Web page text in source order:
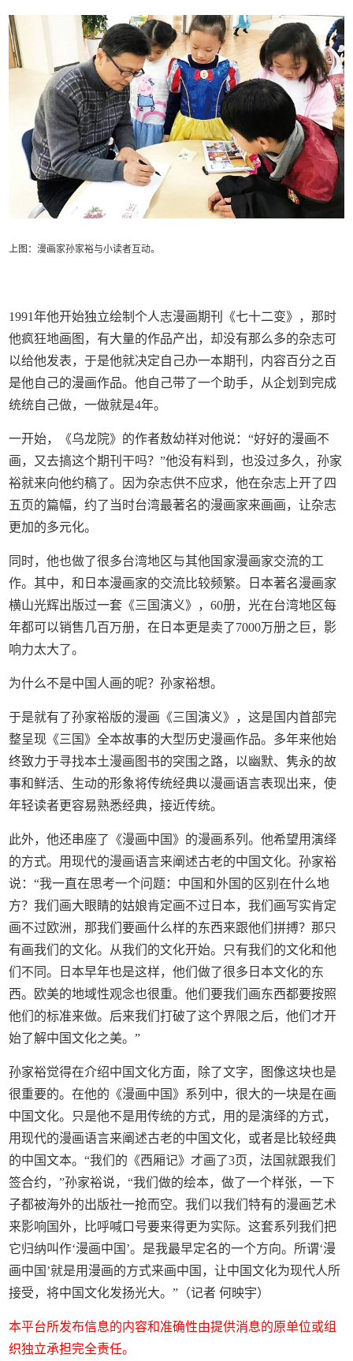
上图：漫画家孙家裕与小读者互动。
1991年他开始独立绘制个人志漫画期刊《七十二变》，那时
他疯狂地画图，有大量的作品产出，却没有那么多的杂志可
以给他发表，于是他就决定自己办一本期刊，内容百分之百
是他自己的漫画作品。他自己带了一个助手，从企划到完成
统统自己做，一做就是4年。
一开始，《乌龙院》的作者敖幼祥对他说：“好好的漫画不
画，又去搞这个期刊干吗？”他没有料到，也没过多久，孙家
裕就来向他约稿了。因为杂志供不应求，他在杂志上开了四
五页的篇幅，约了当时台湾最著名的漫画家来画画，让杂志
更加的多元化。
同时，他也做了很多台湾地区与其他国家漫画家交流的工
作。其中，和日本漫画家的交流比较频繁。日本著名漫画家
横山光辉出版过一套《三国演义》，60册，光在台湾地区每
年都可以销售几百万册，在日本更是卖了7000万册之巨，影
响力太大了。
为什么不是中国人画的呢？孙家裕想。
于是就有了孙家裕版的漫画《三国演义》，这是国内首部完
整呈现《三国》全本故事的大型历史漫画作品。多年来他始
终致力于寻找本土漫画图书的突围之路，以幽默、隽永的故
事和鲜活、生动的形象将传统经典以漫画语言表现出来，使
年轻读者更容易熟悉经典，接近传统。
此外，他还串座了《漫画中国》的漫画系列。他希望用演绎
的方式。用现代的漫画语言来阐述古老的中国文化。孙家裕
说：“我一直在思考一个问题：中国和外国的区别在什么地
方？我们画大眼睛的姑娘肯定画不过日本，我们画写实肯定
画不过欧洲，那我们要画什么样的东西来跟他们拼搏？那只
有画我们的文化。从我们的文化开始。只有我们的文化和他
们不同。日本早年也是这样，他们做了很多日本文化的东
西。欧美的地域性观念也很重。他们要我们画东西都要按照
他们的标准来做。后来我们打破了这个界限之后，他们才开
始了解中国文化之美。”
孙家裕觉得在介绍中国文化方面，除了文字，图像这块也是
很重要的。在他的《漫画中国》系列中，很大的一块是在画
中国文化。只是他不是用传统的方式，用的是演绎的方式，
用现代的漫画语言来阐述古老的中国文化，或者是比较经典
的中国文本。“我们的《西厢记》才画了3页，法国就跟我们
签合约，”孙家裕说，“我们做的绘本，做了一个样张，一下
子都被海外的出版社一抢而空。我们以我们特有的漫画艺术
来影响国外，比呼喊口号要来得更为实际。这套系列我们把
它归纳叫作‘漫画中国’。是我最早定名的一个方向。所谓‘漫
画中国’就是用漫画的方式来画中国，让中国文化为现代人所
接受，将中国文化发扬光大。”（记者 何映宇）
本平台所发布信息的内容和准确性由提供消息的原单位或组
织独立承担完全责任。